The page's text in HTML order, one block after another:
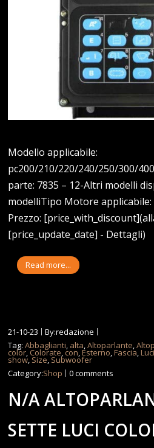
Modello applicabile:
pc200/210/220/240/250/300/
parte: 7835 – 12-Altri modelli
modelliTipo Motore
Prezzo:
[price_update_date] - Dettagli)
Read more...
21-10-23
By:redazione
Tag:Abbaglianti alta ,Altoparlante ,
color Colorate con ,Esterno ,Fascia ,Luci
show Size Subwoofer
Category:Shop 0 comments
N/A
SETTE LUCI